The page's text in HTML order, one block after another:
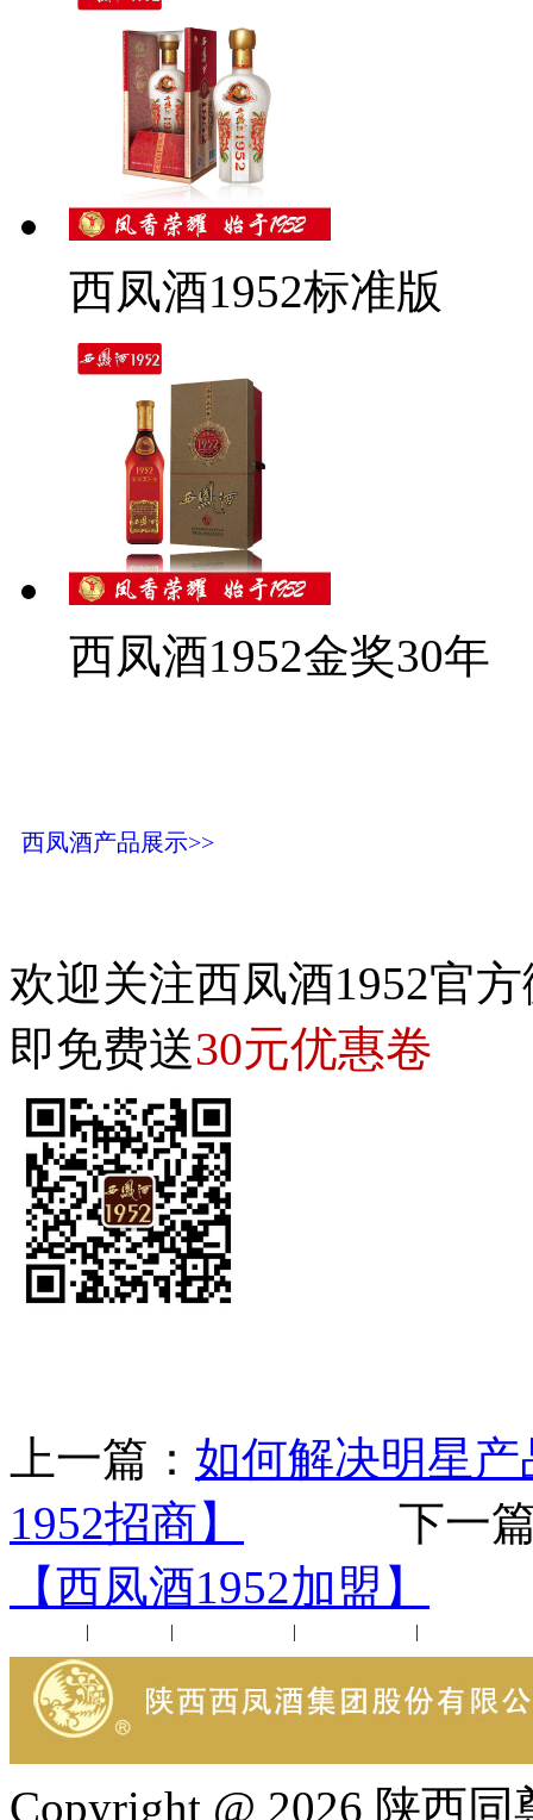
西凤酒1952标准版
西凤酒1952金奖30年
西凤酒产品展示>>
欢迎关注西凤酒1952官
即免费送30元优惠卷
上一篇： 如何解决明星
1952招商】
下一篇
【西凤酒1952加盟】
| | | |
Copyright @ 2026 陕西